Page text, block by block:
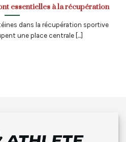
essentielles à la récupération
dans la récupération sportive
une place centrale [...]